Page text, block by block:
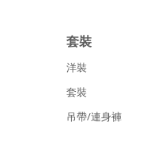
套裝
洋裝
套裝
吊帶/連身褲